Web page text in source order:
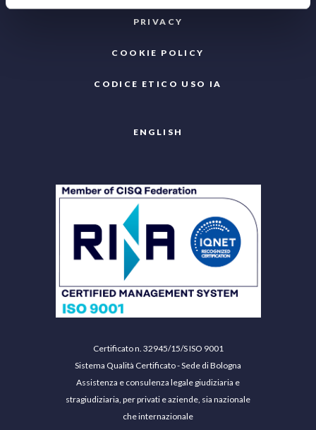
PRIVACY
COOKIE POLICY
CODICE ETICO USO IA
ENGLISH
Certificato n. 32945/15/S ISO 9001
Sistema Qualità Certificato - Sede di Bologna
Assistenza e consulenza legale giudiziaria e
stragiudiziaria, per privati e aziende, sia nazionale
che internazionale